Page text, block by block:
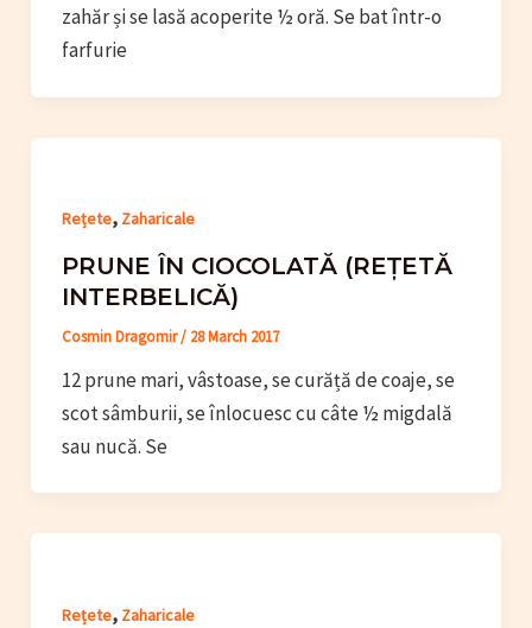
zahăr și se lasă acoperite ½ oră. Se bat într-o
farfurie
Rețete, Zaharicale
PRUNE ÎN CIOCOLATĂ (REȚETĂ
INTERBELICĂ)
Cosmin Dragomir/ 28 March 2017
12 prune mari, vâstoase, se curăță de coaje, se
scot sâmburii, se înlocuesc cu câte ½ migdală
sau nucă. Se
Rețete, Zaharicale